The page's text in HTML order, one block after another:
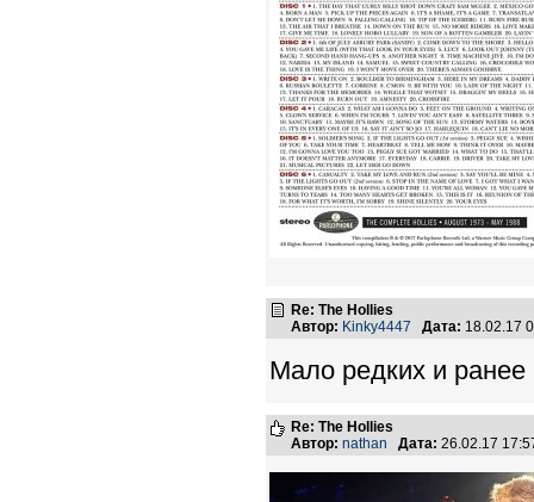
Re: The Hollies
Автор: Kinky4447 Дата: 18.02.17
Мало редких и ранее
Re: The Hollies
Автор: nathan Дата: 26.02.17